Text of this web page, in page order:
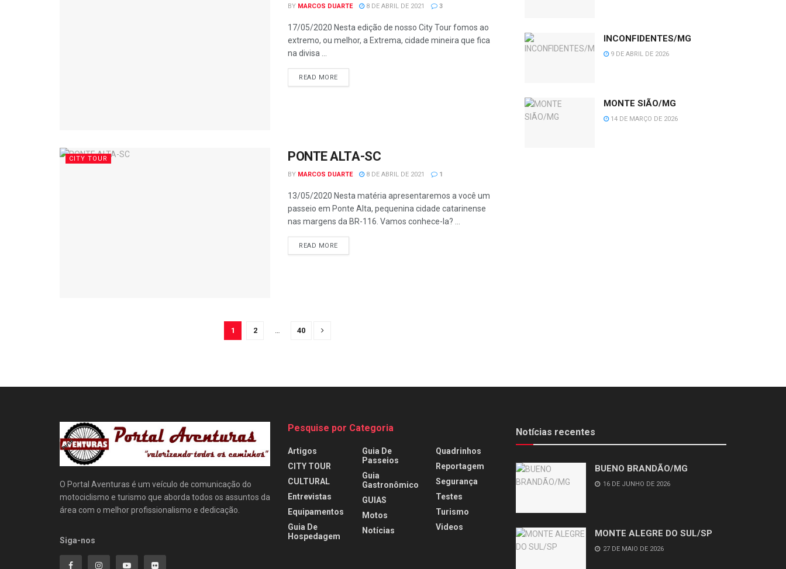
BY MARCOS DUARTE 8 DE ABRIL DE 2021 3
17/05/2020 Nesta edição de nosso City Tour fomos ao
extremo, ou melhor, a Extrema, cidade mineira que fica
na divisa ...
READ MORE
CITY TOUR PONTE ALTA-SC
BY MARCOS DUARTE 8 DE ABRIL DE 2021 1
13/05/2020 Nesta matéria apresentaremos a você um
passeio em Ponte Alta, pequenina cidade catarinense
nas margens da BR-116. Vamos conhece-la? ...
READ MORE
1 2 40
INCONFIDENTES/MG
9 DE ABRIL DE 2026
MONTE SIÃO/MG
14 DE MARÇO DE 2026
O Portal Aventuras é um veículo de comunicação do
motociclismo e turismo que aborda todos os assuntos da
área com o melhor profissionalismo e dedicação.
Siga-nos
Pesquise por Categoria
Artigos
CITY TOUR
CULTURAL
Entrevistas
Equipamentos
Guia De
Hospedagem
Guia De
Passeios
Guia
Gastronômico
GUIAS
Motos
Notícias
Quadrinhos
Reportagem
Segurança
Testes
Turismo
Videos
Notícias recentes
BUENO BRANDÃO/MG
16 DE JUNHO DE 2026
MONTE ALEGRE DO SUL/SP
27 DE MAIO DE 2026